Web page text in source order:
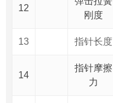
12
刚度
13 指针长度
14
指针摩擦
力